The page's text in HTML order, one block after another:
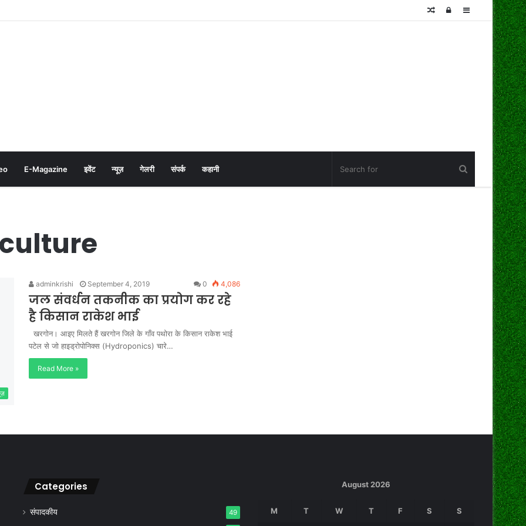
Sidebar
Log
Random
E-Magazine इवेंट न्यूज़ गेलरी संपर्क कहानी
adminkrishi September 4, 2019 0 4,086
जल संवर्धन तकनीक का प्रयोग कर रहे
है किसान राकेश भाई
खरगोन। आइए मिलते हैं खरगोन जिले के गाँव पथोरा के किसान राकेश भाई
पटेल से जो हाइड्रोपोनिक्स (Hydroponics) चारे…
Read More »
Categories
संपादकीय 49
August 2026
M T W T F S S